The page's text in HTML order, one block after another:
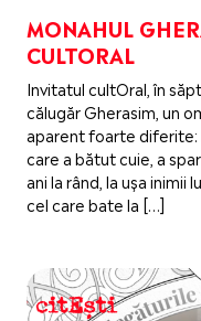
MONAHUL
CULTORAL
Invitatul cultOral, în
călugăr Gherasim, un
aparent foarte diferite:
care a bătut cuie, a
ani la rând, la ușa
cel care bate la […]